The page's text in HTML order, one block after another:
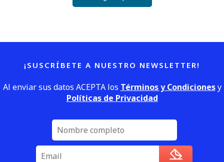
¡SUSCRÍBETE A NUESTRO NEWSLETTER!
Al enviar sus datos ACEPTA los Términos y Condicionesy
Políticas de Privacidad